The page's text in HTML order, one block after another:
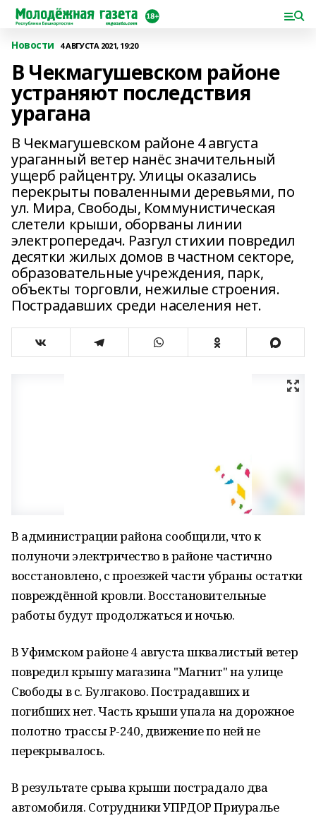
Новости 4 АВГУСТА 2021, 19:20
В Чекмагушевском районе
устраняют последствия
урагана
В Чекмагушевском районе 4 августа
ураганный ветер нанёс значительный
ущерб райцентру. Улицы оказались
перекрыты поваленными деревьями, по
ул. Мира, Свободы, Коммунистическая
слетели крыши, оборваны линии
электропередач. Разгул стихии повредил
десятки жилых домов в частном секторе,
образовательные учреждения, парк,
объекты торговли, нежилые строения.
Пострадавших среди населения нет.
В администрации района сообщили, что к
полуночи электричество в районе частично
восстановлено, с проезжей части убраны остатки
повреждённой кровли. Восстановительные
работы будут продолжаться и ночью.
В Уфимском районе 4 августа шквалистый ветер
повредил крышу магазина "Магнит" на улице
Свободы в с. Булгаково. Пострадавших и
погибших нет. Часть крыши упала на дорожное
полотно трассы Р-240, движение по ней не
перекрывалось.
В результате срыва крыши пострадало два
автомобиля. Сотрудники УПРДОР Приуралье